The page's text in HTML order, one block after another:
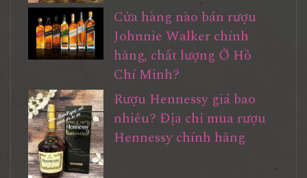
Cửa hàng nào bán rượu
Johnnie Walker chính
hãng, chất lượng Ở Hồ
Chí Minh?
Rượu Hennessy giá bao
nhiêu? Địa chỉ mua rượu
Hennessy chính hãng